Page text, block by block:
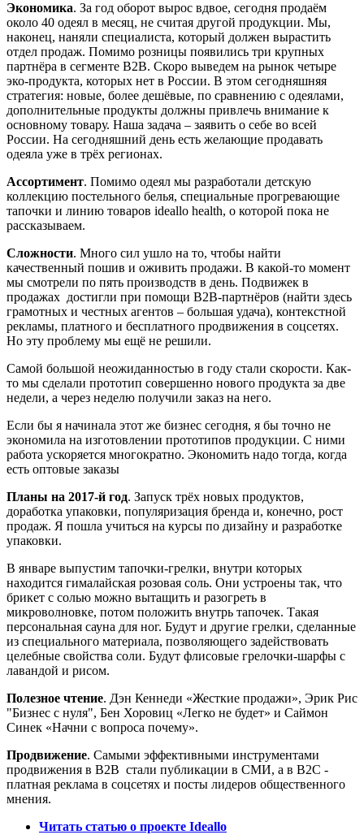
Экономика. За год оборот вырос вдвое, сегодня продаём
около 40 одеял в месяц, не считая другой продукции. Мы,
наконец, наняли специалиста, который должен вырастить
отдел продаж. Помимо розницы появились три крупных
партнёра в сегменте B2B. Скоро выведем на рынок четыре
эко-продукта, которых нет в России. В этом сегодняшняя
стратегия: новые, более дешёвые, по сравнению с одеялами,
дополнительные продукты должны привлечь внимание к
основному товару. Наша задача – заявить о себе во всей
России. На сегодняшний день есть желающие продавать
одеяла уже в трёх регионах.
Ассортимент. Помимо одеял мы разработали детскую
коллекцию постельного белья, специальные прогревающие
тапочки и линию товаров ideallo health, о которой пока не
рассказываем.
Сложности. Много сил ушло на то, чтобы найти
качественный пошив и оживить продажи. В какой-то момент
мы смотрели по пять производств в день. Подвижек в
продажах достигли при помощи B2B-партнёров (найти здесь
грамотных и честных агентов – большая удача), контекстной
рекламы, платного и бесплатного продвижения в соцсетях.
Но эту проблему мы ещё не решили.
Самой большой неожиданностью в году стали скорости. Как-
то мы сделали прототип совершенно нового продукта за две
недели, а через неделю получили заказ на него.
Если бы я начинала этот же бизнес сегодня, я бы точно не
экономила на изготовлении прототипов продукции. С ними
работа ускоряется многократно. Экономить надо тогда, когда
есть оптовые заказы
Планы на 2017-й год. Запуск трёх новых продуктов,
доработка упаковки, популяризация бренда и, конечно, рост
продаж. Я пошла учиться на курсы по дизайну и разработке
упаковки.
В январе выпустим тапочки-грелки, внутри которых
находится гималайская розовая соль. Они устроены так, что
брикет с солью можно вытащить и разогреть в
микроволновке, потом положить внутрь тапочек. Такая
персональная сауна для ног. Будут и другие грелки, сделанные
из специального материала, позволяющего задействовать
целебные свойства соли. Будут флисовые грелочки-шарфы с
лавандой и рисом.
Полезное чтение. Дэн Кеннеди «Жесткие продажи», Эрик Рис
"Бизнес с нуля", Бен Хоровиц «Легко не будет» и Саймон
Синек «Начни с вопроса почему».
Продвижение. Самыми эффективными инструментами
продвижения в B2B стали публикации в СМИ, а в B2C -
платная реклама в соцсетях и посты лидеров общественного
мнения.
Читать статью о проекте Ideallo